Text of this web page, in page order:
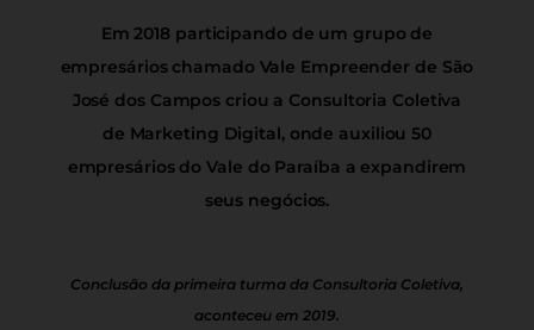
Em 2018 participando de um grupo de
empresários chamado Vale Empreender de São
José dos Campos criou a Consultoria Coletiva
de Marketing Digital, onde auxiliou 50
empresários do Vale do Paraíba a expandirem
seus negócios.
Conclusão da primeira turma da Consultoria Coletiva,
aconteceu em 2019.